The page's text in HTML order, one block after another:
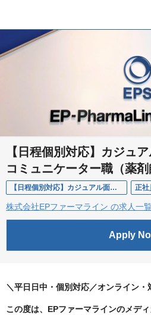
【日程個別対応】カジュ
コミュニケーター職（薬剤
【日程個別対応】カジュアル面談｜メディカルコミュニケーター職（薬剤師・MR） 正社
株式会社EPファーマライン の求人一
Apply
＼平日日中・個別対応／オンライン・
この度は、EPファーマラインのメデ